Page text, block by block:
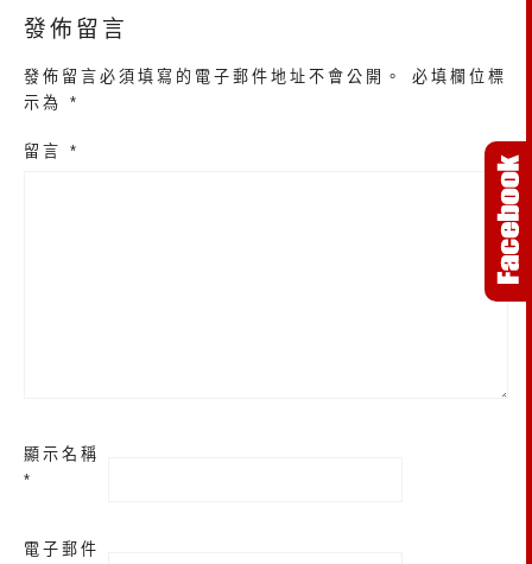
發佈留言
發佈留言必須填寫的電子郵件地址不會公開。
必填欄位標
示為 *
留言 *
顯示名稱
*
電子郵件